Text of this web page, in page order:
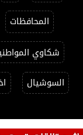
المحافظات
شكاوي
السوشيال